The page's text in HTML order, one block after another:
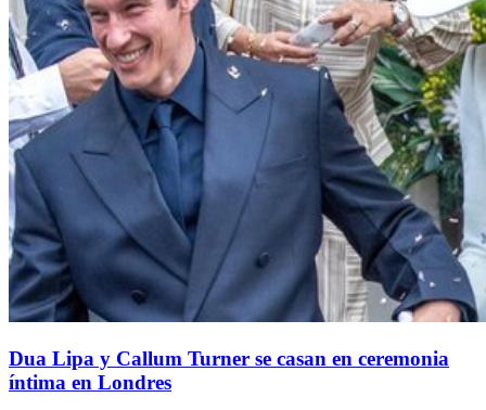
Dua Lipa y Callum Turner se casan en ceremonia
íntima en Londres